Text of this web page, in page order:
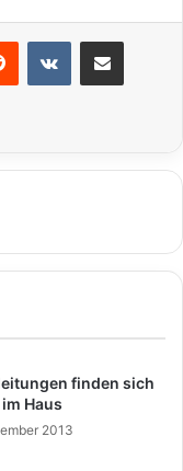
finden sich
Haus
2013